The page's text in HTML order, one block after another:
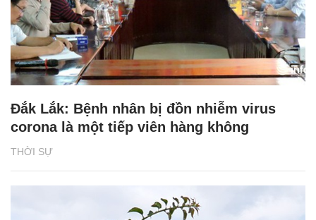
THỜI SỰ
Đắk Lắk: Bệnh nhân bị đồn nhiễm virus
corona là một tiếp viên hàng không